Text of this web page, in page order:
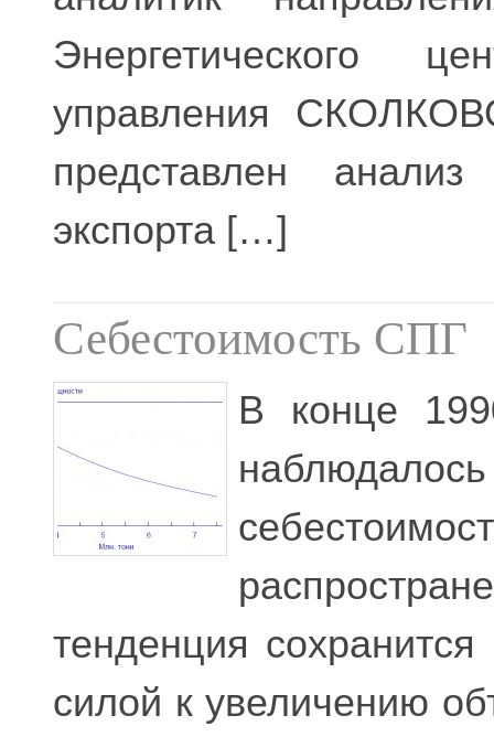
Энергетического
управления
представлен анализ
экспорта […]
Себестоимость СПГ
В конце
тенденция
силой к увеличению